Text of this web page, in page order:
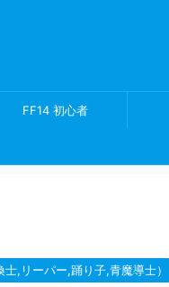
FF14 初心者
,リーパー,踊り子,青魔導士）